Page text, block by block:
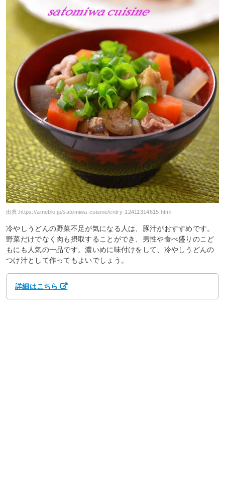
出典: https://ameblo.jp/satomiwa-cuisine/entry-12411314615.html
冷やしうどんの野菜不足が気になる人は、豚汁がおすすめです。
野菜だけでなく肉も摂取することができ、男性や食べ盛りのこど
もにも人気の一品です。濃いめに味付けをして、冷やしうどんの
つけ汁として作ってもよいでしょう。
詳細はこちら